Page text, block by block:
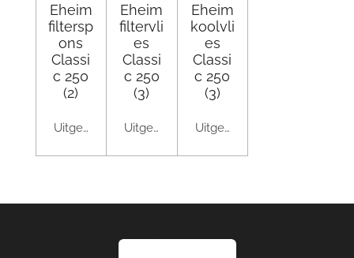
Eheim
filtersp
ons
Classi
c 250
(2)
Uitgeschakeld
Eheim
filtervli
es
Classi
c 250
(3)
Uitgeschakeld
Eheim
koolvli
es
Classi
c 250
(3)
Uitgeschakeld